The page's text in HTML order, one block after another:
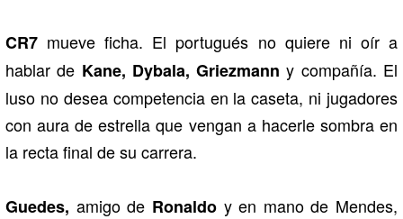
CR7 mueve ficha. El portugués no quiere ni oír a
hablar de Kane, Dybala, Griezmann y compañía. El
luso no desea competencia en la caseta, ni jugadores
con aura de estrella que vengan a hacerle sombra en
la recta final de su carrera.
Guedes, amigo de Ronaldoy en mano de Mendes,